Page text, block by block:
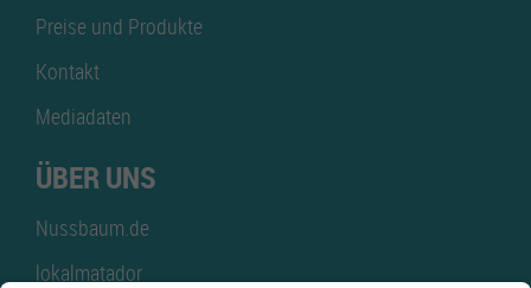
Preise und Produkte
Kontakt
Mediadaten
ÜBER UNS
Nussbaum.de
lokalmatador